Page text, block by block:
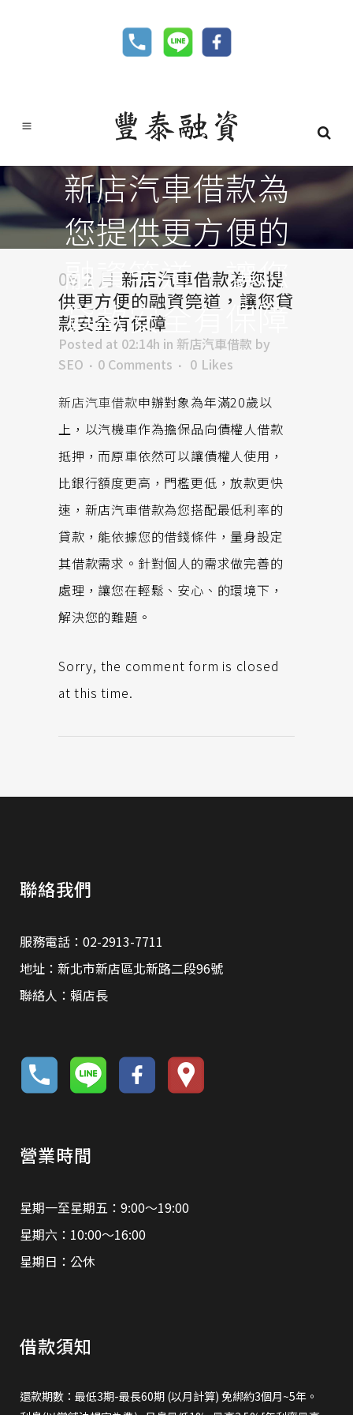
新店汽車借款為
您提供更方便的
融資筦道，讓您
貸款安全有保障
06 2 月 新店汽車借款為您提
供更方便的融資筦道，讓您貸
款安全有保障
Posted at 02:14h in 新店汽車借款 by
SEO
0 Comments 0 Likes
新店汽車借款申辦對象為年滿20歲以
上，以汽機車作為擔保品向債權人借款
抵押，而原車依然可以讓債權人使用，
比銀行額度更高，門檻更低，放款更快
速，新店汽車借款為您搭配最低利率的
貸款，能依據您的借錢條件，量身設定
其借款需求。針對個人的需求做完善的
處理，讓您在輕鬆、安心、的環境下，
解決您的難題。
Sorry, the comment form is closed
at this time.
聯絡我們
服務電話：02-2913-7711
地址：新北市新店區北新路二段96號
聯絡人：賴店長
營業時間
星期一至星期五：9:00～19:00
星期六：10:00～16:00
星期日：公休
借款須知
還款期數：最低3期-最長60期 (以月計算) 免綁約3個月~5年。